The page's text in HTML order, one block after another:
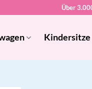
Über
Kindersitze